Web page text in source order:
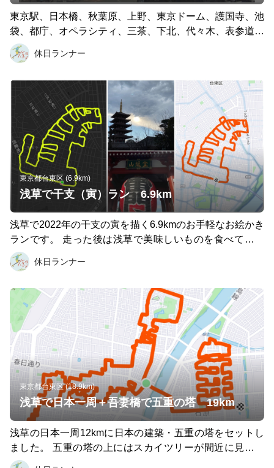
東京駅、日本橋、秋葉原、上野、東京ドーム、護国寺、池
袋、都庁、オペラシティ、三茶、下北、代々木、表参道、
六本木、国会議事堂、皇居をめぐる56kmは見どころてん
こ盛りのお勧めコースです。 オレンジのコースが「ウル
す。比べてみるとウルトラ北海道の大きさがよくわかりま
すね！！ コース詳細はこちらで説明してますよ！ https://n
ote.com/holiday_runner/n/n09bcaa570447 定番、北海道一
周17kmのコースはこちら 東京で北海道一周お絵かきラ
ン https://runtrip.jp/course/detail?coid=9768
休日ランナー
東京都台東区 (6.9km)
浅草で干支（寅）ラン 6.9km
浅草で2022年の干支の寅を描く6.9kmのお手軽なお絵かき
ランです。 走った後は浅草で美味しいものを食べてリフ
レッシュ！
休日ランナー
東京都台東区 (18.9km)
浅草で日本一周＋吾妻橋で五重の塔 19km
浅草の日本一周12kmに日本の建築・五重の塔をセットし
ました。 五重の塔の上にはスカイツリーが間近に見える
浅草とスカイツリーをセットで楽しめる日本を感じるコー